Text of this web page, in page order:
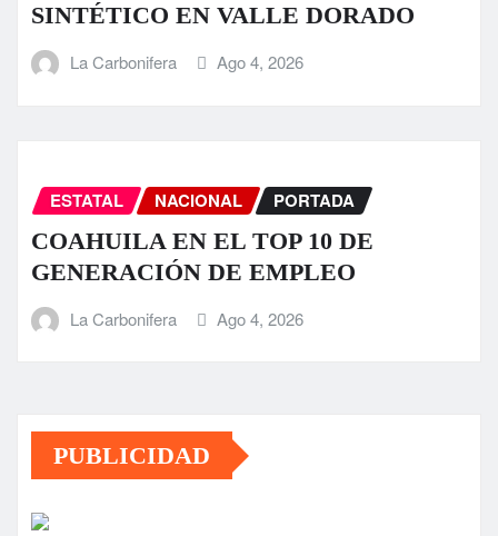
SINTÉTICO EN VALLE DORADO
La Carbonifera Ago 4, 2026
ESTATAL NACIONAL PORTADA
COAHUILA EN EL TOP 10 DE
GENERACIÓN DE EMPLEO
La Carbonifera Ago 4, 2026
PUBLICIDAD